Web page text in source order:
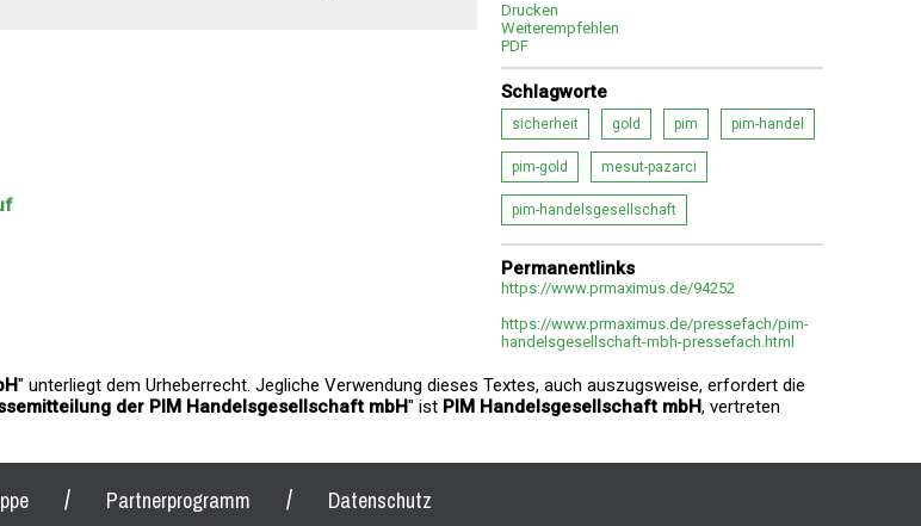
Drucken
Weiterempfehlen
PDF
Schlagworte
sicherheit gold pim pim-handel
pim-gold mesut-pazarci
pim-handelsgesellschaft
Permanentlinks
https://www.prmaximus.de/94252
https://www.prmaximus.de/pressefach/pim-
handelsgesellschaft-mbh-pressefach.html
" unterliegt dem Urheberrecht. Jegliche Verwendung dieses Textes, auch auszugsweise, erfordert die
der PIM Handelsgesellschaft mbH" ist PIM Handelsgesellschaft mbH, vertreten
/ Partnerprogramm / Datenschutz